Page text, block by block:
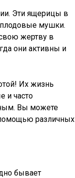
Эти ящерицы в
плодовые мушки.
жертву в
они активны и
Их жизнь
и часто
Вы можете
различных
бывает